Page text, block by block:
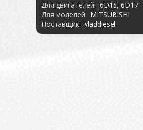
Для двигателей: 6D16, 6D17
Для моделей: MITSUBISHI
Поставщик: vladdiesel